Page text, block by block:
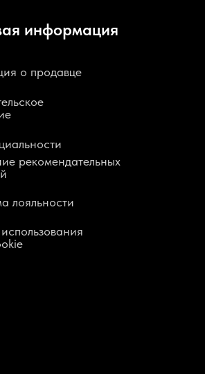
лояльности
рекомендательных
о продавце
информация